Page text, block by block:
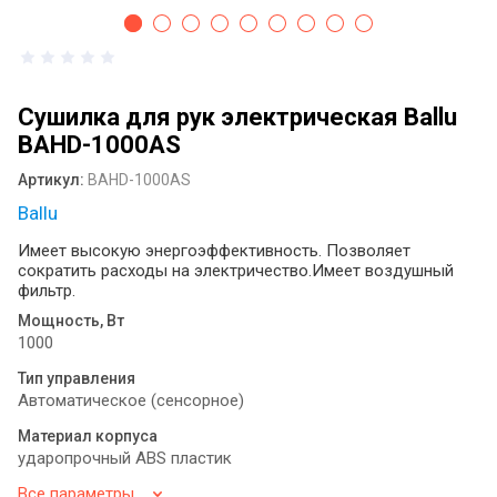
антисептика: как выбрать идеальное
решение для вашего пространства ?
и выбор
Сушилка для рук монтаж
Электрические сушилки для рук:
санитарных зон
Оснащение общественных санузлов:
как мелочи создают комфорт и
спасают репутацию бизнеса
Примеры определения системы Tork
для диспенсеров туалетной бумаги
разных брендов
Листовая туалетная бумага или
Сушилка для рук электрическая Ballu
BAHD-1000AS
Артикул: BAHD-1000AS
Ballu
Имеет высокую энергоэффективность. Позволяет
сократить расходы на электричество.Имеет воздушный
фильтр.
Мощность, Вт
1000
Тип управления
Автоматическое (сенсорное)
Материал корпуса
ударопрочный ABS пластик